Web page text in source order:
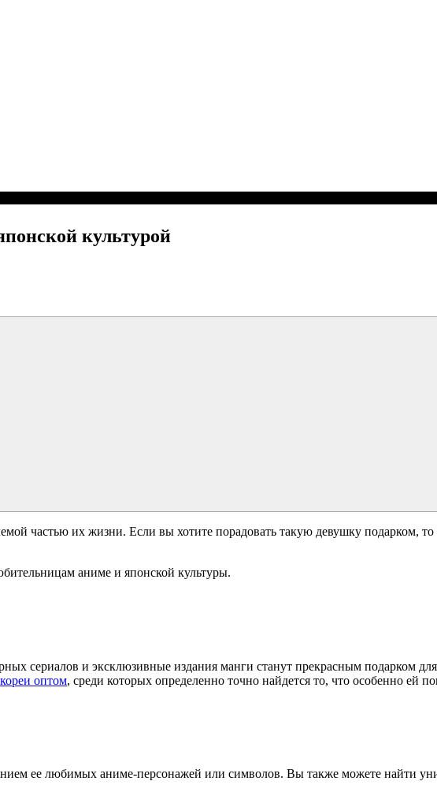
культурой
частью их жизни. Если вы хотите порадовать такую девушку подарком,
аниме и японской культуры.
сериалов и эксклюзивные издания манги станут прекрасным подарком
оптом, среди которых определенно точно найдется то, что особенно ей
ее любимых аниме-персонажей или символов. Вы также можете найти